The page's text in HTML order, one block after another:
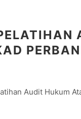
Audit Hukum